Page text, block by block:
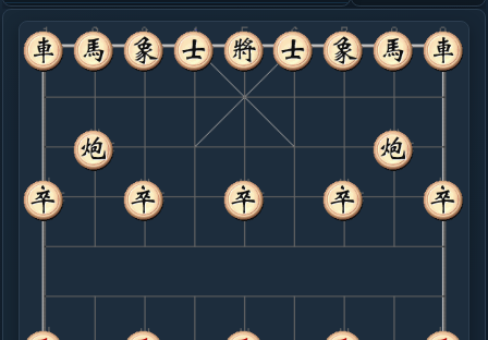
3. 马二进三
红+0
.....马３进４
红+1
4. 马八进九
黑+5
.....砲８平５
黑+3
5. 车九进一
黑+4
.....马８进７
6. 车九平六
红+10
.....马４进５
红+30
马４进３
7. 车六进六
黑+8
马三进四
8. 马三进五
黑+5
马三进四
.....砲５进４
黑+5
砲２进４